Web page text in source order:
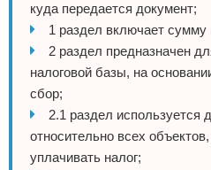
куда передается документ;
1 раздел включает сумму
2 раздел предназначен
налоговой базы, на
сбор;
2.1 раздел используется
относительно всех
уплачивать налог;